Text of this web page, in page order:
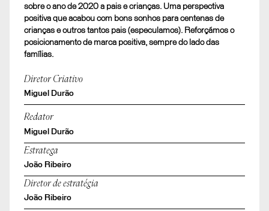
sobre o ano de 2020 a pais e crianças. Uma perspectiva
positiva que acabou com bons sonhos para centenas de
crianças e outros tantos pais (especulamos). Reforçámos o
posicionamento de marca positiva, sempre do lado das
famílias.
Diretor Criativo
Miguel Durão
Redator
Miguel Durão
Estratega
João Ribeiro
Diretor de estratégia
João Ribeiro